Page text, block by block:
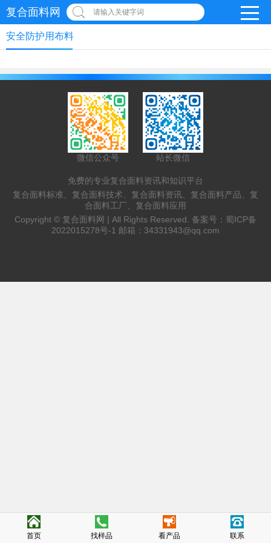
复合面料网 请输入关键字词
安全防护用布料
微信公众号 站长微信
免费的专业复合面料资讯和知识平台
复合面料标准、复合面料技术、复合面料资讯、复合面料产品、复
合面料工厂、复合面料应用
Copyright © 复合面料网 | All Rights Reserved. 备案号： 蜀ICP备
2022015278号-1 邮箱： 34331943@qq.com
首页 找样品 看产品 联系